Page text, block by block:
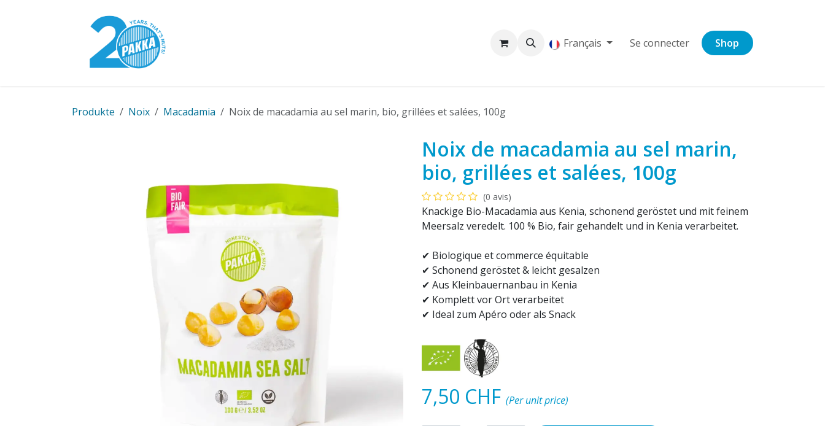
Clients professionnels Français Se connecter Shop
Produkte Noix Macadamia Noix de macadamia au sel marin, bio, grillées et salées, 100g
Noix de macadamia au sel marin,
bio, grillées et salées, 100g
(0 avis)
Knackige Bio-Macadamia aus Kenia, schonend geröstet und mit feinem
Meersalz veredelt. 100 % Bio, fair gehandelt und in Kenia verarbeitet.
✔ Biologique et commerce équitable
✔ Schonend geröstet & leicht gesalzen
✔ Aus Kleinbauernanbau in Kenia
✔ Komplett vor Ort verarbeitet
✔ Ideal zum Apéro oder als Snack
7,50 CHF (Per unit price)